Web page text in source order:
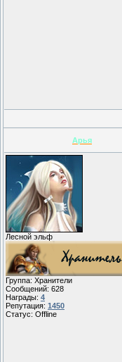
Арья
Лесной эльф
Группа: Хранители
Сообщений: 628
Награды: 4
Репутация: 1450
Статус: Offline